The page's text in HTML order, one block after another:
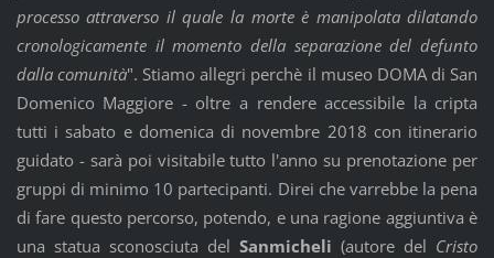
processo attraverso il quale la morte è manipolata dilatando
cronologicamente il momento della separazione del defunto
dalla comunità". Stiamo allegri perchè il museo DOMA di San
Domenico Maggiore - oltre a rendere accessibile la cripta
tutti i sabato e domenica di novembre 2018 con itinerario
guidato - sarà poi visitabile tutto l'anno su prenotazione per
gruppi di minimo 10 partecipanti. Direi che varrebbe la pena
di fare questo percorso, potendo, e una ragione aggiuntiva è
una statua sconosciuta delSanmicheli (autore del Cristo